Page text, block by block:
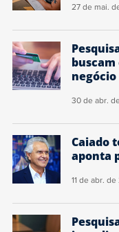
27 de mai.
negócio
30 de abr.
Caiado
aponta
11 de abr.